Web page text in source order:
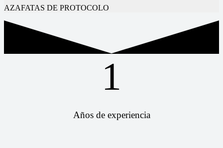
AZAFATAS DE PROTOCOLO
1
Años de experiencia